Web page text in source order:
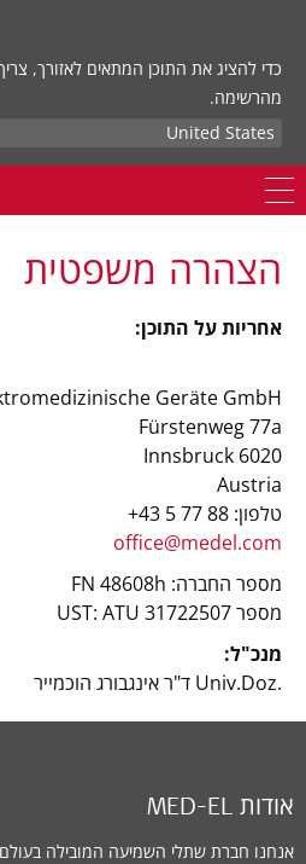
כדי להציג את התוכן המתאים לאזורך,
מהרשימה.
הצהרה משפטית
אחריות על התוכן:
Geräte GmbH‎
Fürstenweg 77a
6020 Innsbruck
Austria
טלפון: ‎+43 5 77 88
office@medel.com
מספר החברה: FN 48608h
מספר UST: ‎ATU 31722507
מנכ"ל:
Univ.Doz.‎ ד"ר אינגבורג הוכמייר
אודות MED-EL
אנחנו חברת שתלי השמיעה המובילה